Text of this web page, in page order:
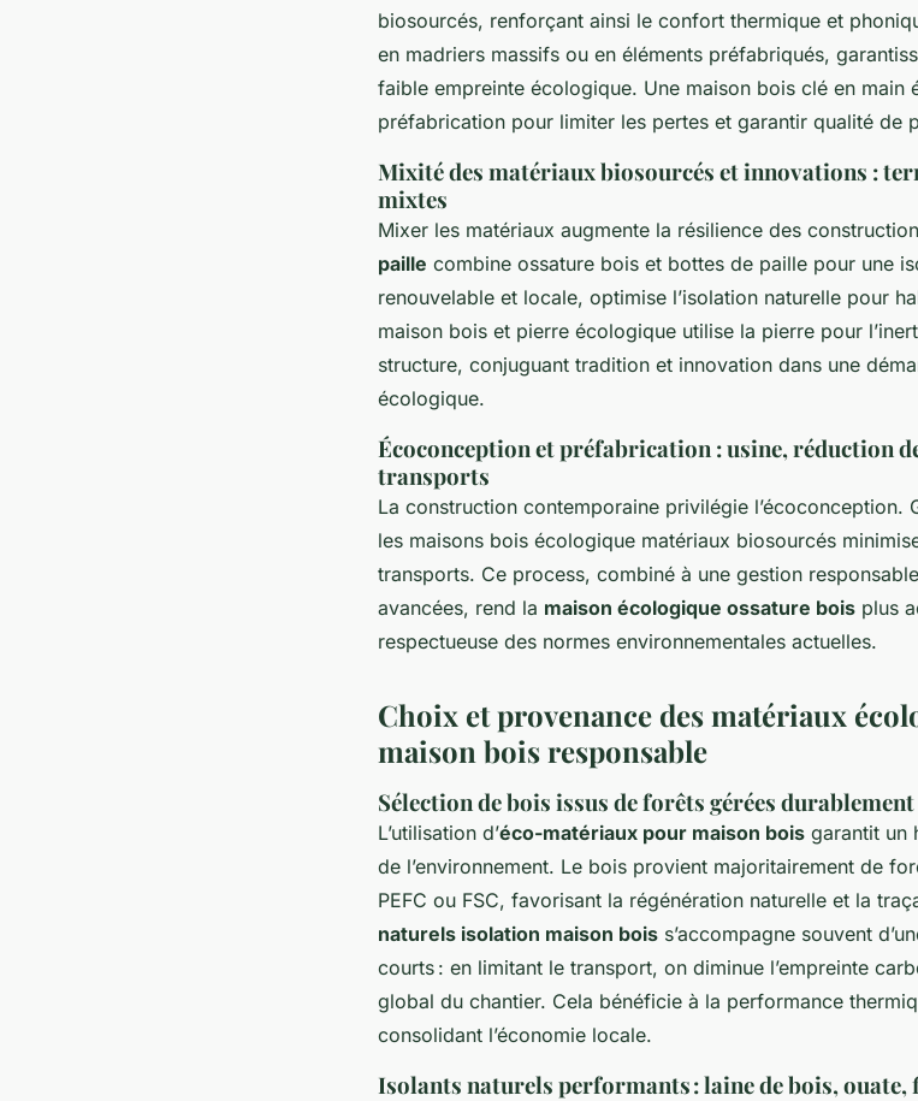
biosourcés, renforçant ainsi le confort thermique et
en madriers massifs ou en éléments préfabriqués,
faible empreinte écologique. Une maison bois clé en main
préfabrication pour limiter les pertes et garantir qualité de
Mixité des matériaux biosourcés et innovations :
mixtes
Mixer les matériaux augmente la résilience des
paille combine ossature bois et bottes de paille pour une
renouvelable et locale, optimise l’isolation naturelle pour
maison bois et pierre écologique utilise la pierre pour
structure, conjuguant tradition et innovation dans une
écologique.
Écoconception et préfabrication : usine, réduction
transports
La construction contemporaine privilégie l’écoconception.
les maisons bois écologique matériaux biosourcés
transports. Ce process, combiné à une gestion
avancées, rend la maison écologique ossature bois plus
respectueuse des normes environnementales actuelles.
Choix et provenance des matériaux
maison bois responsable
Sélection de bois issus de forêts gérées
L’utilisation d’éco-matériaux pour maison bois garantit un
de l’environnement. Le bois provient majoritairement de
PEFC ou FSC, favorisant la régénération naturelle et la
naturels isolation maison bois s’accompagne souvent
courts : en limitant le transport, on diminue l’empreinte
global du chantier. Cela bénéficie à la performance
consolidant l’économie locale.
Isolants naturels performants : laine de bois, ouate,